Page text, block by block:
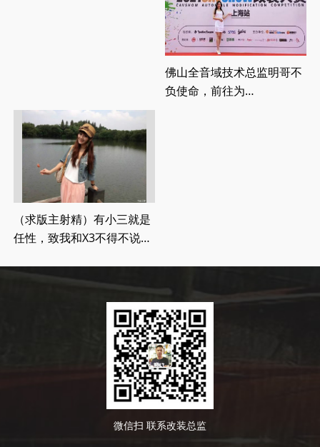
佛山全音域技术总监明哥不
负使命，前往为
（求版主射精）有小三就是
任性，致我和X3不得不说的
微信扫 联系改装总监